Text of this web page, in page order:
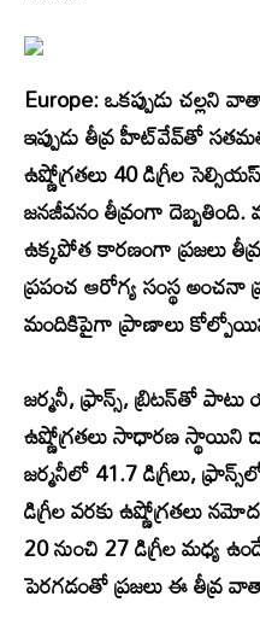
Europe:ఒకప్పుడు చల్లని
ఇప్పుడు తీవ్ర హీట్‌వేవ్‌తో
ఉష్ణోగ్రతలు 40 డిగ్రీల
జనజీవనం తీవ్రంగా
ఉక్కపోత కారణంగా ప్రజలు
ప్రపంచ ఆరోగ్య సంస్థ అంచనా
మందికిపైగా ప్రాణాలు
జర్మనీ, ఫ్రాన్స్, బ్రిటన్‌తో
ఉష్ణోగ్రతలు సాధారణ స్థాయిని
జర్మనీలో 41.7 డిగ్రీలు,
డిగ్రీల వరకు
20 నుంచి 27 డిగ్రీల మధ్య
పెరగడంతో ప్రజలు ఈ తీవ్ర